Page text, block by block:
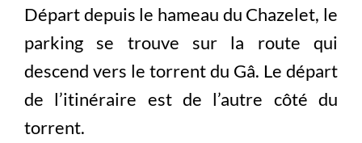
Départ depuis le hameau du Chazelet, le
parking se trouve sur la route qui
descend vers le torrent du Gâ. Le départ
de l’itinéraire est de l’autre côté du
torrent.